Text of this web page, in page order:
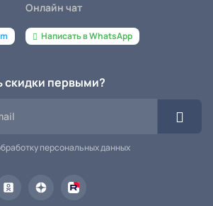
Онлайн чат
Написать в WhatsApp
скидки первыми?
персональных данных